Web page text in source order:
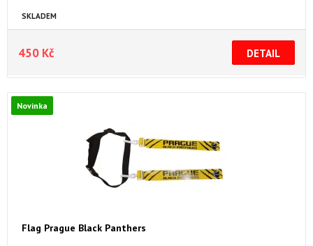
SKLADEM
450 Kč
Novinka
Flag Prague Black Panthers